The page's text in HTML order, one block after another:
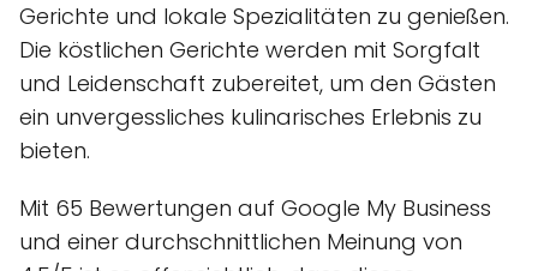
Gerichte und lokale Spezialitäten zu genießen.
Die köstlichen Gerichte werden mit Sorgfalt
und Leidenschaft zubereitet, um den Gästen
ein unvergessliches kulinarisches Erlebnis zu
bieten.
Mit 65 Bewertungen auf Google My Business
und einer durchschnittlichen Meinung von